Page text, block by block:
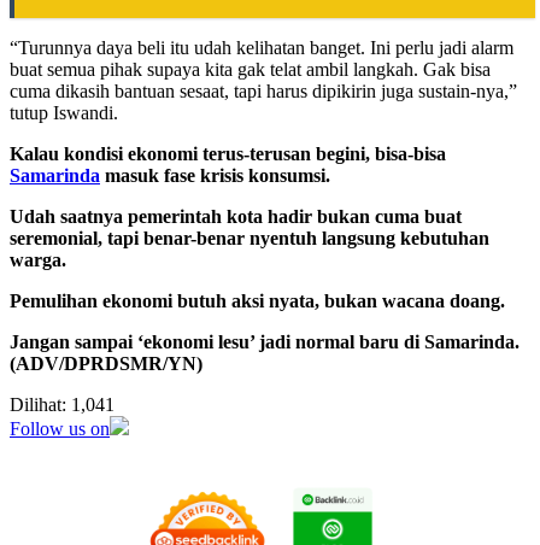
“Turunnya daya beli itu udah kelihatan banget. Ini perlu jadi alarm
buat semua pihak supaya kita gak telat ambil langkah. Gak bisa
cuma dikasih bantuan sesaat, tapi harus dipikirin juga sustain-nya,”
tutup Iswandi.
Kalau kondisi ekonomi terus-terusan begini, bisa-bisa
Samarinda masuk fase krisis konsumsi.
Udah saatnya pemerintah kota hadir bukan cuma buat
seremonial, tapi benar-benar nyentuh langsung kebutuhan
warga.
Pemulihan ekonomi butuh aksi nyata, bukan wacana doang.
Jangan sampai ‘ekonomi lesu’ jadi normal baru di Samarinda.
(ADV/DPRDSMR/YN)
Dilihat: 1,041
Follow us on